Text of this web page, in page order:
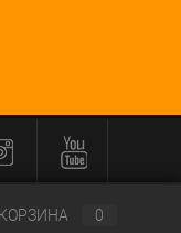
КОРЗИНА 0